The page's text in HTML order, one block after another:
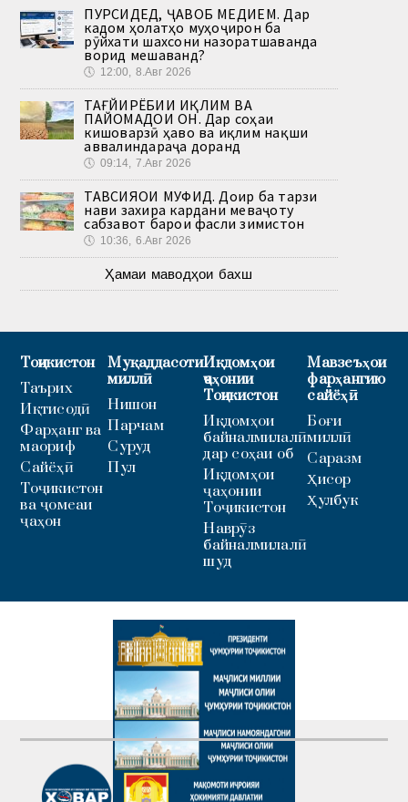
ПУРСИДЕД, ҶАВОБ МЕДИҲЕМ. Дар
кадом ҳолатҳо муҳоҷирон ба
рӯйхати шахсони назоратшаванда
ворид мешаванд?
🕔 12:00, 8.Авг 2026
ТАҒЙИРЁБИИ ИҚЛИМ ВА
ПАЙОМАДҲОИ ОН. Дар соҳаи
кишоварзӣ ҳаво ва иқлим нақши
аввалиндараҷа доранд
🕔 09:14, 7.Авг 2026
ТАВСИЯҲОИ МУФИД. Доир ба тарзи
нави захира кардани меваҷоту
сабзавот барои фасли зимистон
🕔 10:36, 6.Авг 2026
Ҳамаи маводҳои бахш
Тоҷикистон
Таърих
Иқтисодӣ
Фарҳанг ва
маориф
Сайёҳӣ
Тоҷикистон
ва ҷомеаи
ҷаҳон
Муқаддасоти
миллӣ
Нишон
Парчам
Суруд
Пул
Иқдомҳои
ҷаҳонии
Тоҷикистон
Иқдомҳои
байналмилалӣ
дар соҳаи об
Иқдомҳои
ҷаҳонии
Тоҷикистон
Наврӯз
байналмилалӣ
шуд
Мавзеъҳои
фарҳангию
сайёҳӣ
Боғи
миллӣ
Саразм
Ҳисор
Ҳулбук